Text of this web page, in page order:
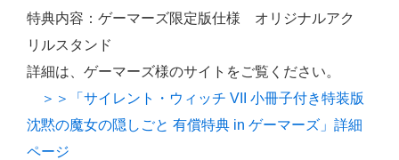
特典内容：ゲーマーズ限定版仕様 オリジナルアク
リルスタンド
詳細は、ゲーマーズ様のサイトをご覧ください。
＞＞「サイレント・ウィッチ VII 小冊子付き特装版
沈黙の魔女の隠しごと 有償特典 in ゲーマーズ」詳細
ページ